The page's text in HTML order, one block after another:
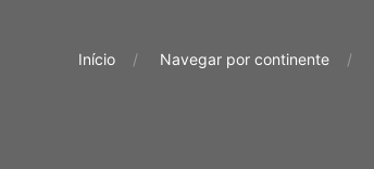
Início Navegar por continente